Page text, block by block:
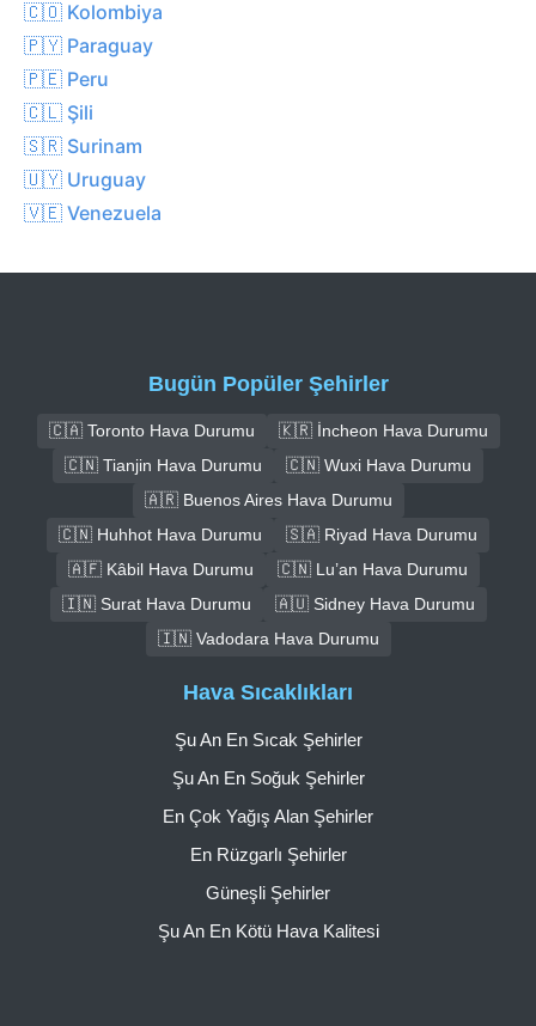
🇨🇴 Kolombiya
🇵🇾 Paraguay
🇵🇪 Peru
🇨🇱 Şili
🇸🇷 Surinam
🇺🇾 Uruguay
🇻🇪 Venezuela
Bugün Popüler Şehirler
🇨🇦 Toronto Hava Durumu
🇰🇷 İncheon Hava Durumu
🇨🇳 Tianjin Hava Durumu
🇨🇳 Wuxi Hava Durumu
🇦🇷 Buenos Aires Hava Durumu
🇨🇳 Huhhot Hava Durumu
🇸🇦 Riyad Hava Durumu
🇦🇫 Kâbil Hava Durumu
🇨🇳 Lu’an Hava Durumu
🇮🇳 Surat Hava Durumu
🇦🇺 Sidney Hava Durumu
🇮🇳 Vadodara Hava Durumu
Hava Sıcaklıkları
Şu An En Sıcak Şehirler
Şu An En Soğuk Şehirler
En Çok Yağış Alan Şehirler
En Rüzgarlı Şehirler
Güneşli Şehirler
Şu An En Kötü Hava Kalitesi